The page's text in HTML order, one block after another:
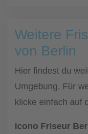
Weitere
von Berlin
Hier findest du
Umgebung. Für
klicke einfach auf
icono Friseur